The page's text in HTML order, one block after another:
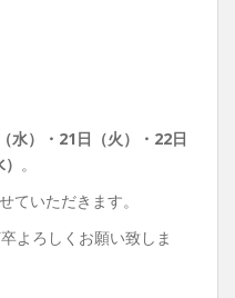
水）・21日（火）・22日
。
ていただきます。
よろしくお願い致しま